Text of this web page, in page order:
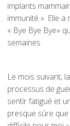
implants
immunité ». Elle
« Bye Bye Bye»
semaines.
Le mois suivant,
processus de
sentir fatigué et
presque sûre